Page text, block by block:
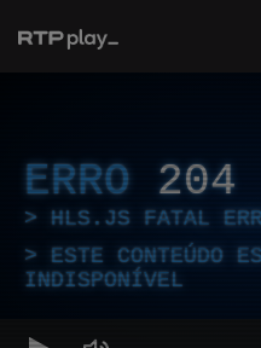
ERRO 204
HLS.JS FATAL
ESTE CONTEÚDO
INDISPONÍVEL